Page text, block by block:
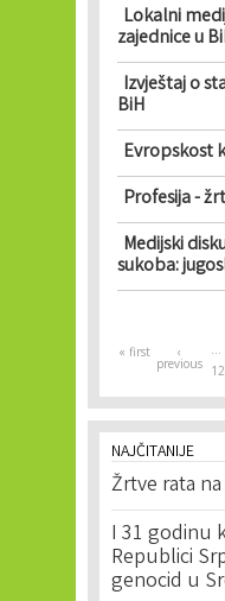
Lokalni
zajednice u
Izvještaj o
BiH
Evropskost
Profesija -
Medijski
sukoba:
Pages
« first ‹
previous
…
12
NAJČITANIJE
Žrtve rata
I 31 godinu
Republici
genocid u